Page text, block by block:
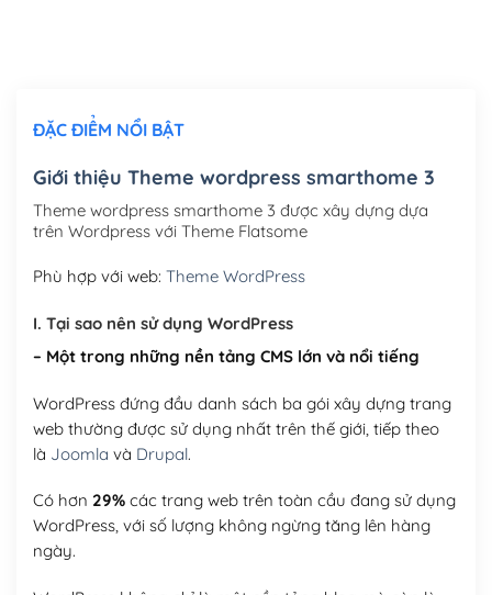
Mua thêm Host + Tên miền
Tên miền quốc tế .com .net .org (1 năm) (+300,000₫)
Tên miền Việt Nam .vn (1 năm)(+550,000₫)
Hosting 5GB SSD (1 năm)
ĐẶC ĐIỂM NỔI BẬT
Giới thiệu Theme wordpress smarthome 3
Theme wordpress smarthome 3 được xây dựng dựa
trên Wordpress với Theme Flatsome
Phù hợp với web: Theme WordPress
I. Tại sao nên sử dụng WordPress
– Một trong những nền tảng CMS lớn và nổi tiếng
WordPress đứng đầu danh sách ba gói xây dựng trang
web thường được sử dụng nhất trên thế giới, tiếp theo
là Joomla và Drupal.
Có hơn 29%các trang web trên toàn cầu đang sử dụng
WordPress, với số lượng không ngừng tăng lên hàng
ngày.